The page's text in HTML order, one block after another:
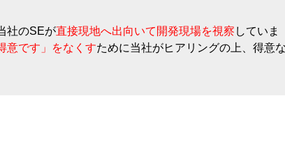
社のSEが直接現地へ出向いて開発現場を視察 していま
意です」をなくすために当社がヒアリングの上、得意